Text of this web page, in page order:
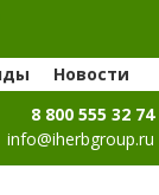
Новости
8 800 555 32 74
info@iherbgroup.ru